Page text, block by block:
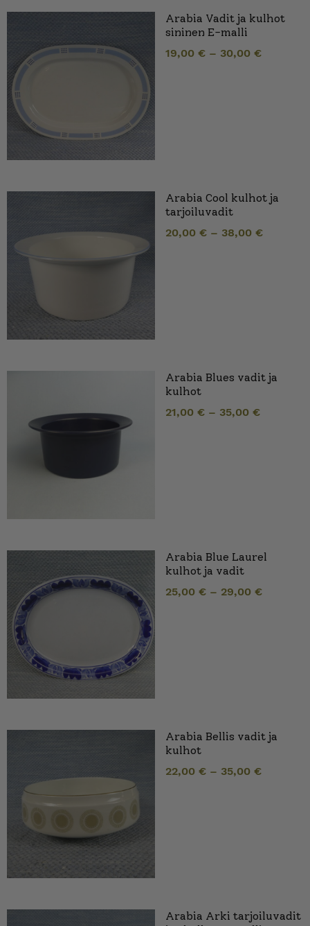
Arabia Vadit ja kulhot
sininen E-malli
19,00 € – 30,00 €
Arabia Cool kulhot ja
tarjoiluvadit
20,00 € – 38,00 €
Arabia Blues vadit ja
kulhot
21,00 € – 35,00 €
Arabia Blue Laurel
kulhot ja vadit
25,00 € – 29,00 €
Arabia Bellis vadit ja
kulhot
22,00 € – 35,00 €
Arabia Arki tarjoiluvadit